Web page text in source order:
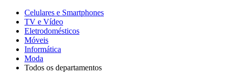
Celulares e Smartphones
TV e Vídeo
Eletrodomésticos
Móveis
Informática
Moda
Todos os departamentos